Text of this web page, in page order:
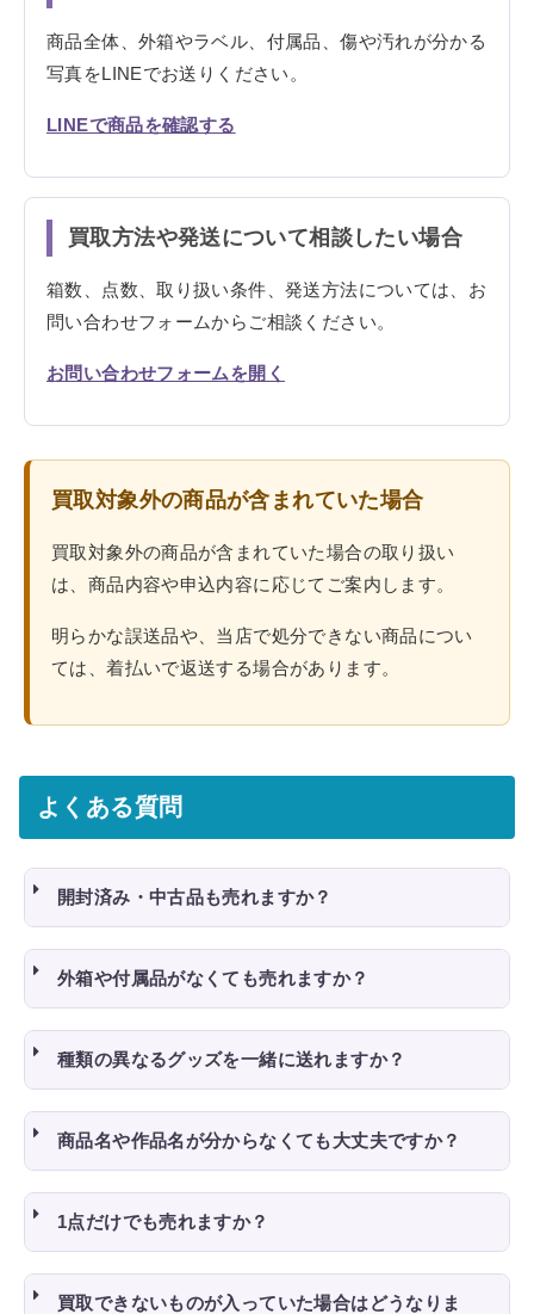
商品全体、外箱やラベル、付属品、傷や汚れが分かる
写真をLINEでお送りください。
LINEで商品を確認する
買取方法や発送について相談したい場合
箱数、点数、取り扱い条件、発送方法については、お
問い合わせフォームからご相談ください。
お問い合わせフォームを開く
買取対象外の商品が含まれていた場合
買取対象外の商品が含まれていた場合の取り扱い
は、商品内容や申込内容に応じてご案内します。
明らかな誤送品や、当店で処分できない商品につい
ては、着払いで返送する場合があります。
よくある質問
開封済み・中古品も売れますか？
外箱や付属品がなくても売れますか？
種類の異なるグッズを一緒に送れますか？
商品名や作品名が分からなくても大丈夫ですか？
1点だけでも売れますか？
買取できないものが入っていた場合はどうなりま